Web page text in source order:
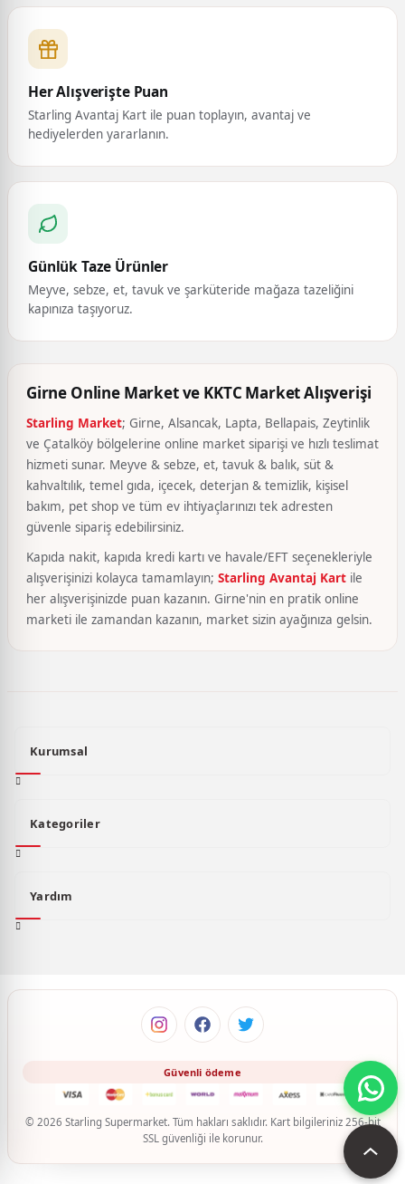
Her Alışverişte Puan
Starling Avantaj Kart ile puan toplayın, avantaj ve
hediyelerden yararlanın.
Günlük Taze Ürünler
Meyve, sebze, et, tavuk ve şarküteride mağaza tazeliğini
kapınıza taşıyoruz.
Girne Online Market ve KKTC Market Alışverişi
Starling Market; Girne, Alsancak, Lapta, Bellapais, Zeytinlik
ve Çatalköy bölgelerine online market siparişi ve hızlı teslimat
hizmeti sunar. Meyve & sebze, et, tavuk & balık, süt &
kahvaltılık, temel gıda, içecek, deterjan & temizlik, kişisel
bakım, pet shop ve tüm ev ihtiyaçlarınızı tek adresten
güvenle sipariş edebilirsiniz.
Kapıda nakit, kapıda kredi kartı ve havale/EFT seçenekleriyle
alışverişinizi kolayca tamamlayın; Starling Avantaj Kart ile
her alışverişinizde puan kazanın. Girne'nin en pratik online
marketi ile zamandan kazanın, market sizin ayağınıza gelsin.
Kurumsal
Kategoriler
Yardım
© 2026 Starling Supermarket. Tüm hakları saklıdır. Kart bilgileriniz 256-bit
SSL güvenliği ile korunur.